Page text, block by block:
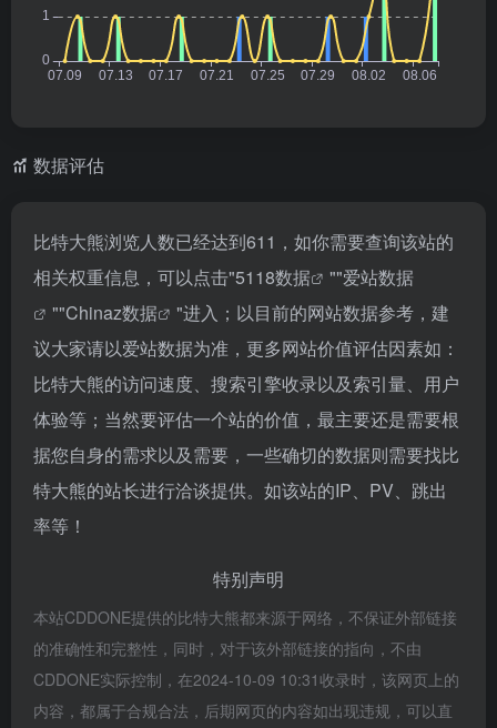
数据评估
比特大熊浏览人数已经达到611，如你需要查询该站的
相关权重信息，可以点击"5118数据 ""爱站数据
""Chinaz数据
"进入；以目前的网站数据参考，建
议大家请以爱站数据为准，更多网站价值评估因素如：
比特大熊的访问速度、搜索引擎收录以及索引量、用户
体验等；当然要评估一个站的价值，最主要还是需要根
据您自身的需求以及需要，一些确切的数据则需要找比
特大熊的站长进行洽谈提供。如该站的IP、PV、跳出
率等！
特别声明
本站CDDONE提供的比特大熊都来源于网络，不保证外部链接
的准确性和完整性，同时，对于该外部链接的指向，不由
CDDONE实际控制，在2024-10-09 10:31收录时，该网页上的
内容，都属于合规合法，后期网页的内容如出现违规，可以直